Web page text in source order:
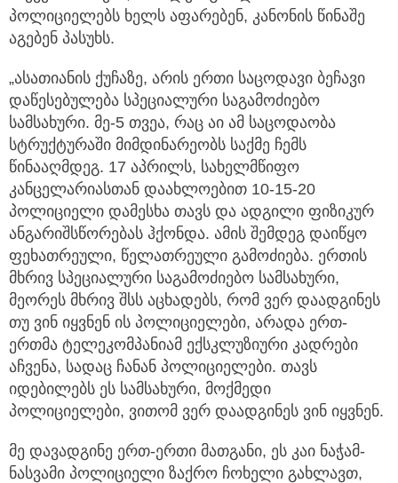
პოლიციელებს ხელს აფარებენ, კანონის წინაშე
აგებენ პასუხს.
„ასათიანის ქუჩაზე, არის ერთი საცოდავი ბეჩავი
დაწესებულება სპეციალური საგამოძიებო
სამსახური. მე-5 თვეა, რაც აი ამ საცოდაობა
სტრუქტურაში მიმდინარეობს საქმე ჩემს
წინააღმდეგ. 17 აპრილს, სახელმწიფო
კანცელარიასთან დაახლოებით 10-15-20
პოლიციელი დამესხა თავს და ადგილი ფიზიკურ
ანგარიშსწორებას ჰქონდა. ამის შემდეგ დაიწყო
ფეხათრეული, წელათრეული გამოძიება. ერთის
მხრივ სპეციალური საგამოძიებო სამსახური,
მეორეს მხრივ შსს აცხადებს, რომ ვერ დაადგინეს
თუ ვინ იყვნენ ის პოლიციელები, არადა ერთ-
ერთმა ტელეკომპანიამ ექსკლუზიური კადრები
აჩვენა, სადაც ჩანან პოლიციელები. თავს
იდებილებს ეს სამსახური, მოქმედი
პოლიციელები, ვითომ ვერ დაადგინეს ვინ იყვნენ.
მე დავადგინე ერთ-ერთი მათგანი, ეს კაი ნაჭამ-
ნასვამი პოლიციელი ზაქრო ჩოხელი გახლავთ,